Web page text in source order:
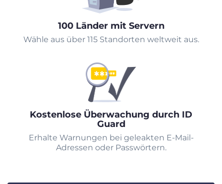
100 Länder mit Servern
Wähle aus über 115 Standorten weltweit aus.
Kostenlose Überwachung durch ID
Guard
Erhalte Warnungen bei geleakten E-Mail-
Adressen oder Passwörtern.